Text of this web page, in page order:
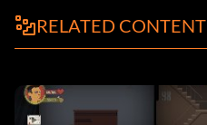
RELATED CONTENT